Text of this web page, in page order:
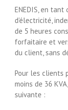
ENEDIS, en
d’électricité,
de 5 heures
forfaitaire et
du client, sans
Pour les clients
moins de 36
suivante :